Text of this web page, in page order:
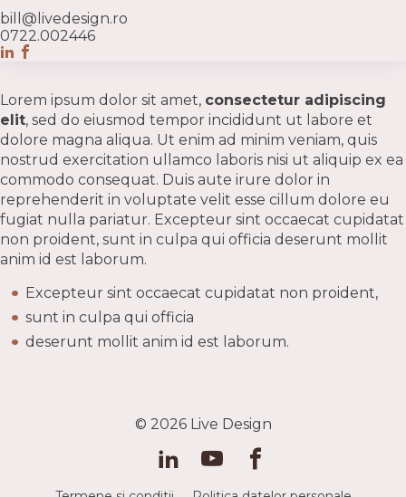
bill@livedesign.ro
0722.002446
Lorem ipsum dolor sit amet, consectetur adipiscing
elit, sed do eiusmod tempor incididunt ut labore et
dolore magna aliqua. Ut enim ad minim veniam, quis
nostrud exercitation ullamco laboris nisi ut aliquip ex ea
commodo consequat. Duis aute irure dolor in
reprehenderit in voluptate velit esse cillum dolore eu
fugiat nulla pariatur. Excepteur sint occaecat cupidatat
non proident, sunt in culpa qui officia deserunt mollit
anim id est laborum.
Excepteur sint occaecat cupidatat non proident,
sunt in culpa qui officia
deserunt mollit anim id est laborum.
© 2026 Live Design